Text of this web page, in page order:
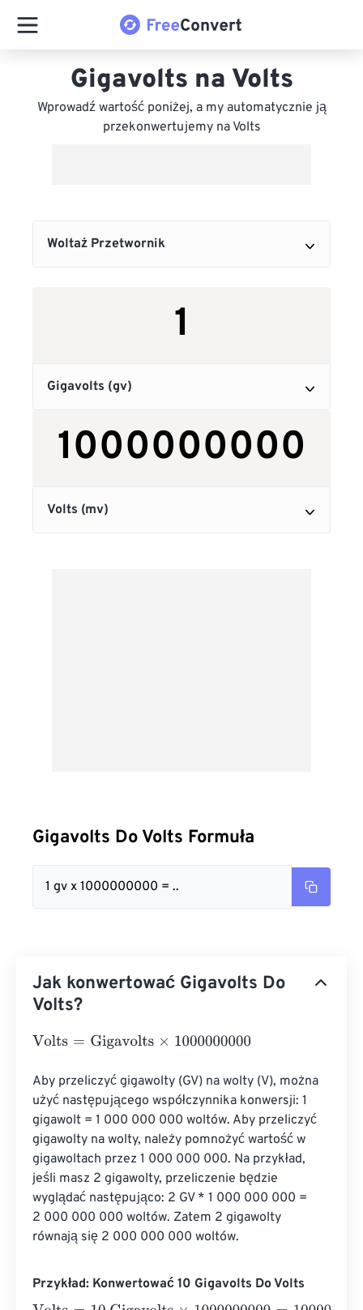
Gigavolts na Volts
Wprowadź wartość poniżej, a my automatycznie ją
przekonwertujemy na Volts
Gigavolts Do Volts Formuła
1 gv x 1000000000 = ..
Jak konwertować Gigavolts Do
Volts?
Volts= Gigavolts×1000000000
Aby przeliczyć gigawolty (GV) na wolty (V), można
użyć następującego współczynnika konwersji: 1
gigawolt = 1 000 000 000 woltów. Aby przeliczyć
gigawolty na wolty, należy pomnożyć wartość w
gigawoltach przez 1 000 000 000. Na przykład,
jeśli masz 2 gigawolty, przeliczenie będzie
wyglądać następująco: 2 GV * 1 000 000 000 =
2 000 000 000 woltów. Zatem 2 gigawolty
równają się 2 000 000 000 woltów.
Przykład: Konwertować 10 Gigavolts Do Volts